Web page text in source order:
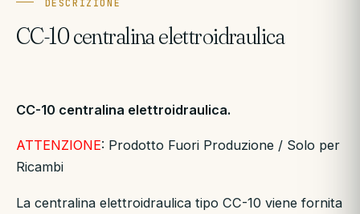
DESCRIZIONE
CC-10 centralina elettroidraulica
CC-10 centralina elettroidraulica.
ATTENZIONE: Prodotto Fuori Produzione / Solo per
Ricambi
La centralina elettroidraulica tipo CC-10 viene fornita